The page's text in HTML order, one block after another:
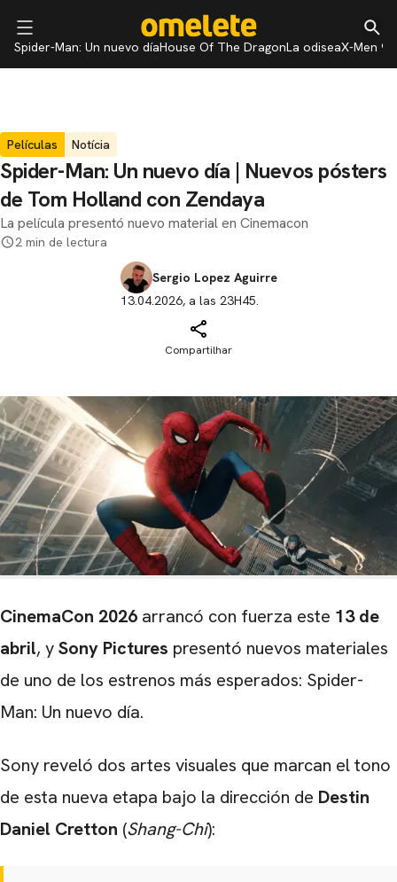
Spider-Man: Un nuevo díaHouse Of The DragonLa odiseaX-Men 97
Películas Notícia
Spider-Man: Un nuevo día | Nuevos pósters
de Tom Holland con Zendaya
La película presentó nuevo material en Cinemacon
2 min de lectura
Sergio Lopez Aguirre
13.04.2026, a las 23H45.
Compartilhar
CinemaCon 2026 arrancó con fuerza este 13 de
abril, ySony Pictures presentó nuevos materiales
de uno de los estrenos más esperados: Spider-
Man: Un nuevo día.
Sony reveló dos artes visuales que marcan el tono
de esta nueva etapa bajo la dirección de Destin
Daniel Cretton (Shang-Chi):